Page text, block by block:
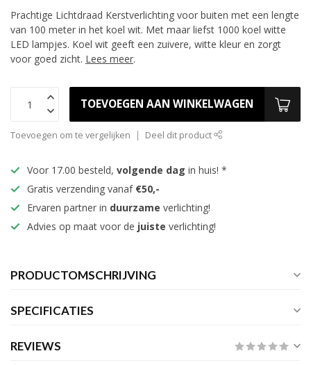
Prachtige Lichtdraad Kerstverlichting voor buiten met een lengte
van 100 meter in het koel wit. Met maar liefst 1000 koel witte
LED lampjes. Koel wit geeft een zuivere, witte kleur en zorgt
voor goed zicht. Lees meer.
TOEVOEGEN AAN WINKELWAGEN
Toevoegen om te vergelijken Deel dit product
Voor 17.00 besteld, volgende dag in huis! *
Gratis verzending vanaf €50,-
Ervaren partner in duurzame verlichting!
Advies op maat voor de juiste verlichting!
PRODUCTOMSCHRIJVING
SPECIFICATIES
REVIEWS